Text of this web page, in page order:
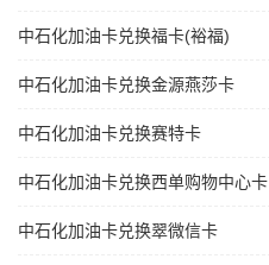
中石化加油卡兑换福卡(裕福)
中石化加油卡兑换金源燕莎卡
中石化加油卡兑换赛特卡
中石化加油卡兑换西单购物中心卡
中石化加油卡兑换翠微信卡